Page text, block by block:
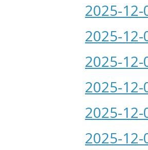
2025-
2025-
2025-
2025-
2025-
2025-